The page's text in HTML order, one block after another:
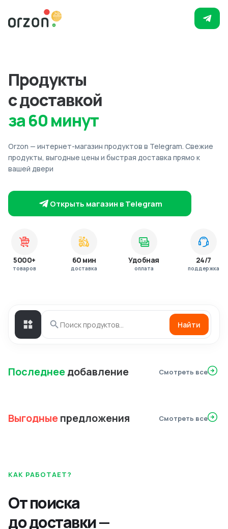
Продукты
с доставкой
за 60 минут
Orzon — интернет-магазин продуктов в Telegram. Свежие
продукты, выгодные цены и быстрая доставка прямо к
вашей двери
Открыть магазин в Telegram
5000+
товаров
60 мин
доставка
Удобная
оплата
24/7
поддержка
Найти
Последнеедобавление Смотреть все
Выгодныепредложения Смотреть все
КАК РАБОТАЕТ?
От поиска
до доставки —